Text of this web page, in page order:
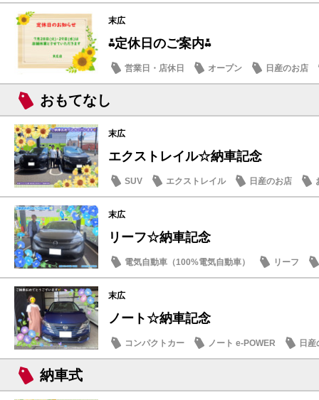
末広
⁂定休日のご案内⁂
営業日・店休日 オープン 日産のお店
おもてなし
末広
エクストレイル☆納車記念
SUV エクストレイル 日産のお店
末広
リーフ☆納車記念
電気自動車（100%電気自動車）
リーフ
納車式
末広
ノート☆納車記念
コンパクトカー ノート e-POWER 日産
納車式